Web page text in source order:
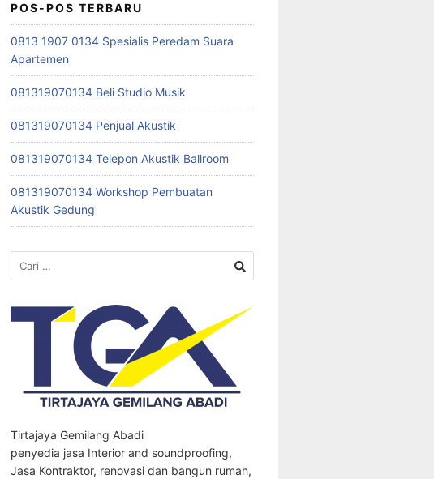
POS-POS TERBARU
0813 1907 0134 Spesialis Peredam Suara
Apartemen
081319070134 Beli Studio Musik
081319070134 Penjual Akustik
081319070134 Telepon Akustik Ballroom
081319070134 Workshop Pembuatan
Akustik Gedung
Cari
untuk:
Tirtajaya Gemilang Abadi
penyedia jasa Interior and soundproofing,
Jasa Kontraktor, renovasi dan bangun rumah,